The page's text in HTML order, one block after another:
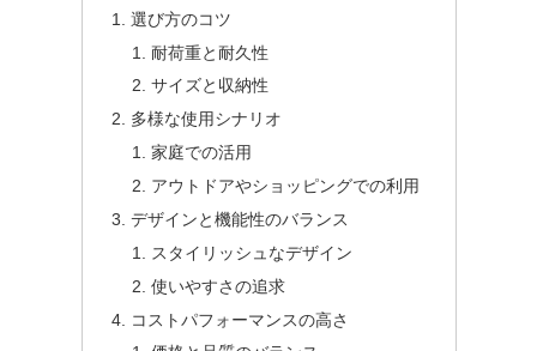
選び方のコツ
耐荷重と耐久性
サイズと収納性
多様な使用シナリオ
家庭での活用
アウトドアやショッピングでの利用
デザインと機能性のバランス
スタイリッシュなデザイン
使いやすさの追求
コストパフォーマンスの高さ